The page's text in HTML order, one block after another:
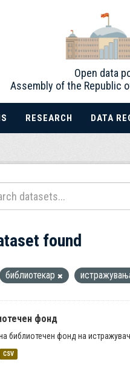
Open data
Assembly of the Republic
RESEARCH DATA
found
библиотекар
фонд
библиотечен фонд на
CSV